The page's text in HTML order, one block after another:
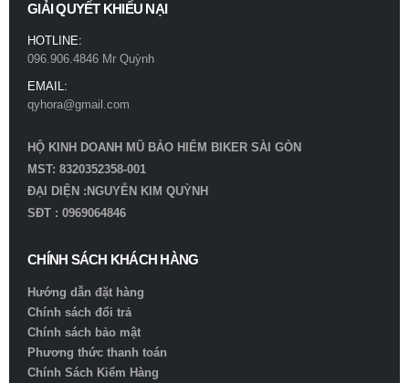
780.000
0out of 5
780.000
GIẢI QUYẾT KHIẾU NẠI
HOTLINE:
096.906.4846 Mr Quỳnh
EMAIL:
qyhora@gmail.com
HỘ KINH DOANH MŨ BẢO HIỂM BIKER SÀI GÒN
MST: 8320352358-001
ĐẠI DIỆN :NGUYỄN KIM QUỲNH
SĐT : 0969064846
CHÍNH SÁCH KHÁCH HÀNG
Hướng dẫn đặt hàng
Chính sách đổi trả
Chính sách bảo mật
Phương thức thanh toán
Chính Sách Kiểm Hàng